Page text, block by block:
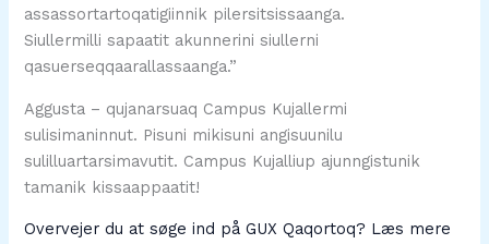
assassortartoqatigiinnik pilersitsissaanga.
Siullermilli sapaatit akunnerini siullerni
qasuerseqqaarallassaanga.”
Aggusta – qujanarsuaq Campus Kujallermi
sulisimaninnut. Pisuni mikisuni angisuunilu
sulilluartarsimavutit. Campus Kujalliup ajunngistunik
tamanik kissaappaatit!
Overvejer du at søge ind på GUX Qaqortoq? Læs mere